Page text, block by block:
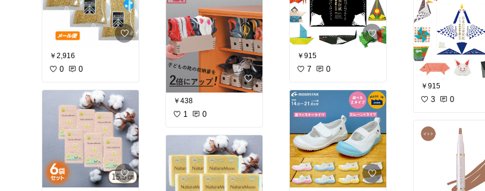
￥2,916
0 0
￥438
1 0
￥915
7 0
￥915
3 0